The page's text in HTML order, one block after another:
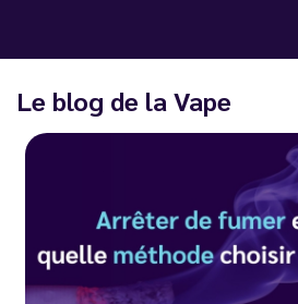
Le blog de la Vape